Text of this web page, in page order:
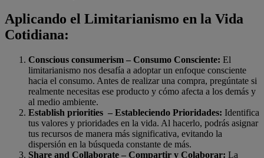
Aplicando el Limitarianismo en la Vida
Cotidiana:
Conscious consumerism – Consumo Consciente: El
limitarianismo nos desafía a adoptar un enfoque consciente
hacia el consumo. Antes de realizar una compra, pregúntate si
realmente necesitas ese producto y cómo afecta a los demás y
al medio ambiente.
Establish priorities – Estableciendo Prioridades: Identifica
tus valores y prioridades en la vida. Al hacerlo, podrás asignar
tus recursos de manera más significativa, evitando la
dispersión en la búsqueda constante de más.
Share and Collaborate – Compartir y Colaborar: La